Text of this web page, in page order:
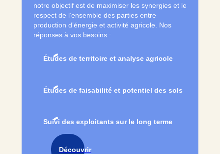
notre objectif est de maximiser les synergies et le
respect de l’ensemble des parties entre
production d’énergie et activité agricole. Nos
réponses à vos besoins :
Études de territoire et analyse agricole
Études de faisabilité et potentiel des sols
Suivi des exploitants sur le long terme
Découvrir